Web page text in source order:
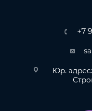
+7
Юр.